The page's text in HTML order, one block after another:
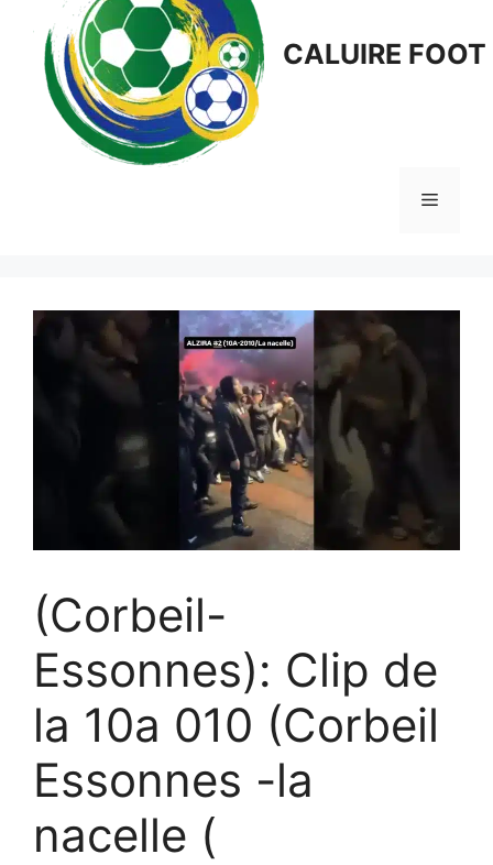
CALUIRE FOOT
Menu
(Corbeil-
Essonnes): Clip de
la 10a 010 (Corbeil
Essonnes -la
nacelle (